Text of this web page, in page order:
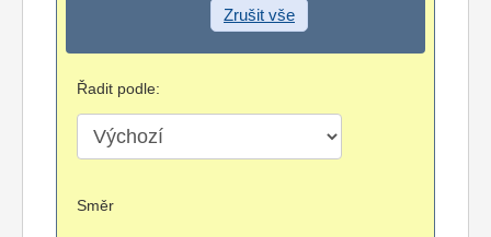
Zrušit vše
Řadit podle:
Směr